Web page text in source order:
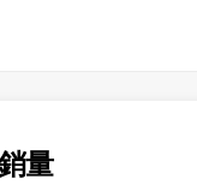
量